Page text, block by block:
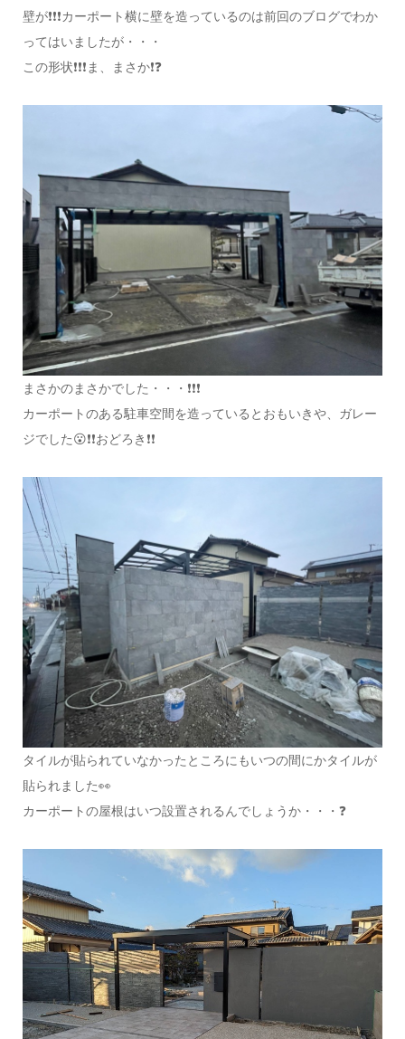
壁が❗❗❗カーポート横に壁を造っているのは前回のブログでわか
ってはいましたが・・・
この形状❗❗❗ま、まさか❗❓
まさかのまさかでした・・・❗❗❗
カーポートのある駐車空間を造っているとおもいきや、ガレー
ジでした😮❗❗おどろき❗❗
タイルが貼られていなかったところにもいつの間にかタイルが
貼られました👀
カーポートの屋根はいつ設置されるんでしょうか・・・❓